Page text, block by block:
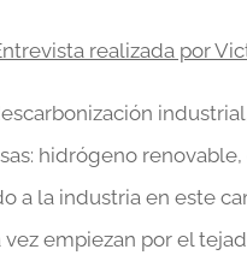
realizada por
hidrógeno
a la industria en este
empiezan por el